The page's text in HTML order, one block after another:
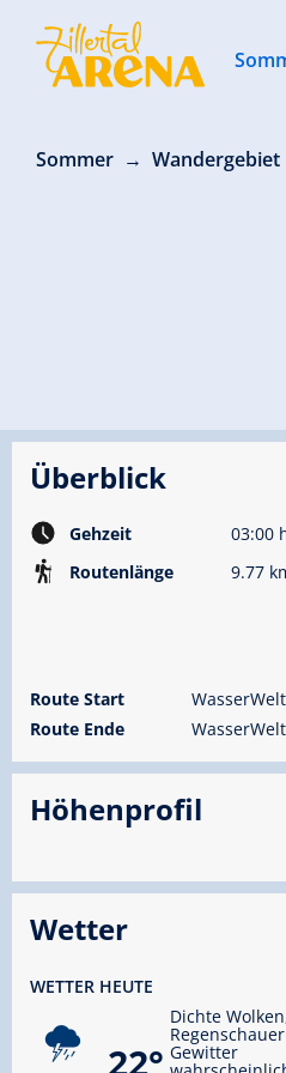
Sommer Wandergebiet
Überblick
Gehzeit
03:00
Routenlänge
9.77
Route Start
Route Ende
Höhenprofil
Wetter
WETTER HEUTE
22°
Dichte
Gewitter